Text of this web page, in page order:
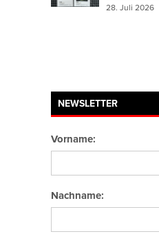
28. Juli 2026
NEWSLETTER
Vorname:
Nachname: